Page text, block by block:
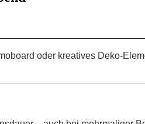
oder kreatives Deko-